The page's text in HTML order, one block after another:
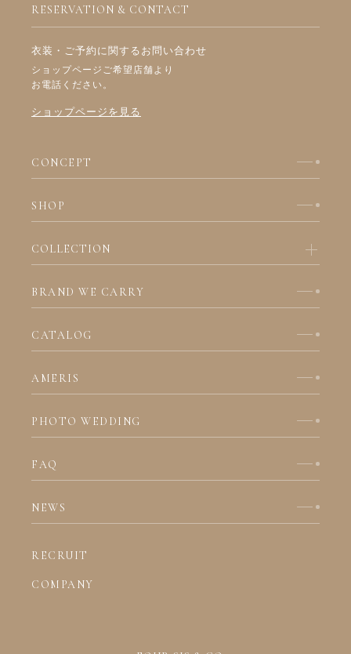
CONCEPT
SHOP
COLLECTION
BRAND WE CARRY
CATALOG
AMERIS
PHOTO WEDDING
FAQ
NEWS
RECRUIT
COMPANY
RESERVATION & CONTACT
衣装・ご予約に関するお問い合わせ
ショップページご希望店舗より
お電話ください。
ショップページを見る